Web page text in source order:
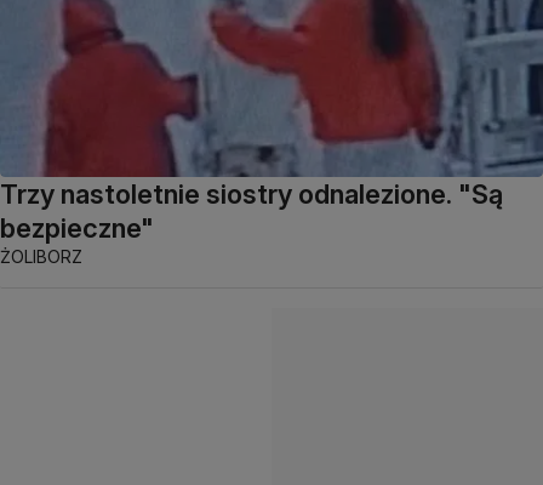
Trzy nastoletnie siostry odnalezione. "Są
bezpieczne"
ŻOLIBORZ